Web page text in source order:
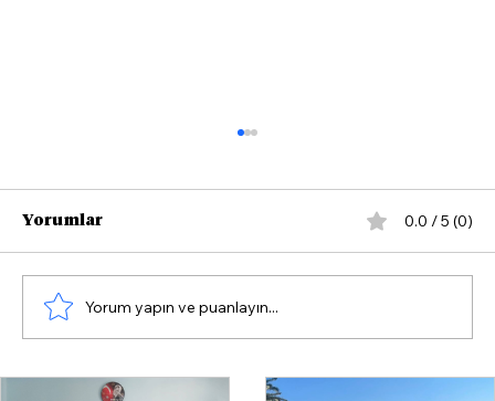
Bilal Saygılı’dan YHT açıklaması:
Yorumlar 0.0 / 5 (0)
Yorum yapın ve puanlayın...